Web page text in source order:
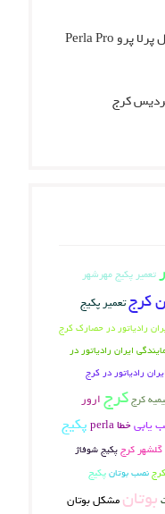
پکیج دیواری بوتان مدل پرلا پرو Perla Pro
کرج
تعمیر پکیج مهرشهر
کرجتعمیر پکیج
رادیاتور در حصارک کرج
ایران رادیاتور در
رادیاتور در کرج
کرجکرج ارور
یابیخطا perla
پکیج
گلشهر کرجپکیج شوفاژ
نصب بوتانپکیج
بوتان مشکل بوتان